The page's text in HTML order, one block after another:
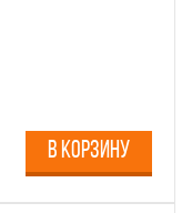
В КОРЗИНУ